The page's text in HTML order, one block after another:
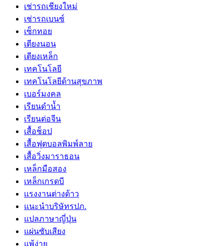
เช่ารถเชียงใหม่
เช่ารถเบนซ์
เซ็กทอย
เตียงนอน
เตียงเหล็ก
เทคโนโลยี
เทคโนโลยีด้านสุขภาพ
เบอร์มงคล
เรียนดำน้ำ
เรียนต่อจีน
เสื้อช็อป
เสื้อฟุตบอลพิมพ์ลาย
เสื้อวิ่งมาราธอน
เหล็กมือสอง
เหล็กเกรดบี
เเรงงานต่างด้าว
แนะนำบริษัทรปภ.
แปลภาษาญี่ปุ่น
แผ่นซับเสียง
แพ้ง่าย